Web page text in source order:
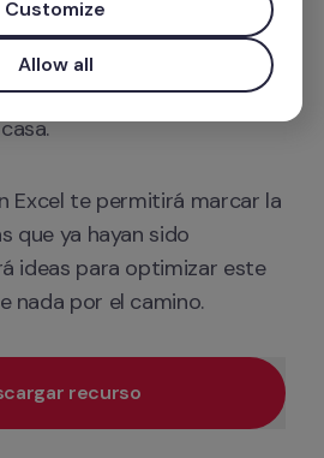
llevar el recuento y saber
las tareas relacionadas con
empleado mientras está
Excel te permitirá marcar la
que ya hayan sido
ideas para optimizar este
nada por el camino.
recurso
Customize
Allow all